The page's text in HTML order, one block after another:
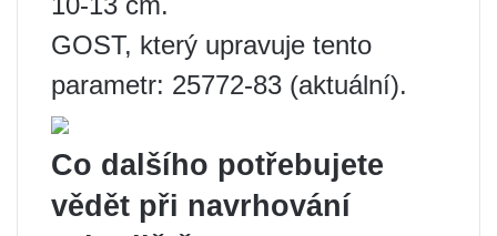
GOST, který upravuje tento
parametr: 25772-83 (aktuální).
Co dalšího potřebujete
vědět při navrhování